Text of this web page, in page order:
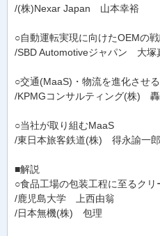
/(株)Nexar Japan 山本幸裕
○自動運転実現に向けたOEMの
/SBD Automotiveジャパン 大塚
○交通(MaaS)・物流を進化させ
/KPMGコンサルティング(株)
○当社が取り組むMaaS
/東日本旅客鉄道(株) 得永諭一郎
■解説
○食品工場の包装工程に至るクリ
/鹿児島大学 上西由翁
/日本無機(株) 包理